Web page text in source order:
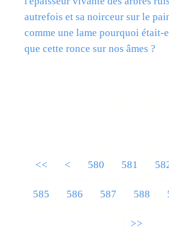
autrefois et sa noirceur sur le
comme une lame pourquoi était-
que cette ronce sur nos âmes ?
<< < 500
510
520
530
540
550
560
570
580 581
585 586 587 588
>>